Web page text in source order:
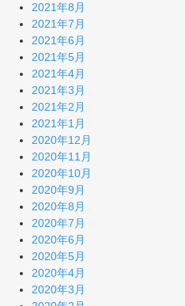
2021年8月
2021年7月
2021年6月
2021年5月
2021年4月
2021年3月
2021年2月
2021年1月
2020年12月
2020年11月
2020年10月
2020年9月
2020年8月
2020年7月
2020年6月
2020年5月
2020年4月
2020年3月